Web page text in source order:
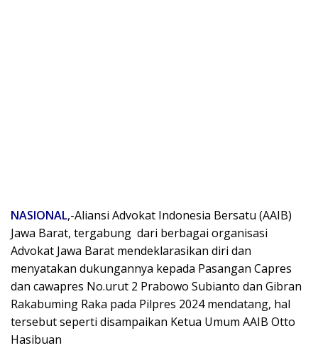
NASIONAL,-Aliansi Advokat Indonesia Bersatu (AAIB)
Jawa Barat, tergabung dari berbagai organisasi
Advokat Jawa Barat mendeklarasikan diri dan
menyatakan dukungannya kepada Pasangan Capres
dan cawapres No.urut 2 Prabowo Subianto dan Gibran
Rakabuming Raka pada Pilpres 2024 mendatang, hal
tersebut seperti disampaikan Ketua Umum AAIB Otto
Hasibuan